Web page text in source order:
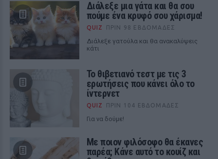
Διάλεξε μια γάτα και θα σου
πούμε ένα κρυφό σου χάρισμα!
QUIZ ΠΡΙΝ 98 ΕΒΔΟΜΆΔΕΣ
Διάλεξε γατούλα και θα ανακαλύψεις
κάτι
Το θιβετιανό τεστ με τις 3
ερωτήσεις που κάνει όλο το
ίντερνετ
QUIZ ΠΡΙΝ 104 ΕΒΔΟΜΆΔΕΣ
Για να δούμε!
Με ποιον φιλόσοφο θα έκανες
παρέα; Κάνε αυτό το κουίζ και